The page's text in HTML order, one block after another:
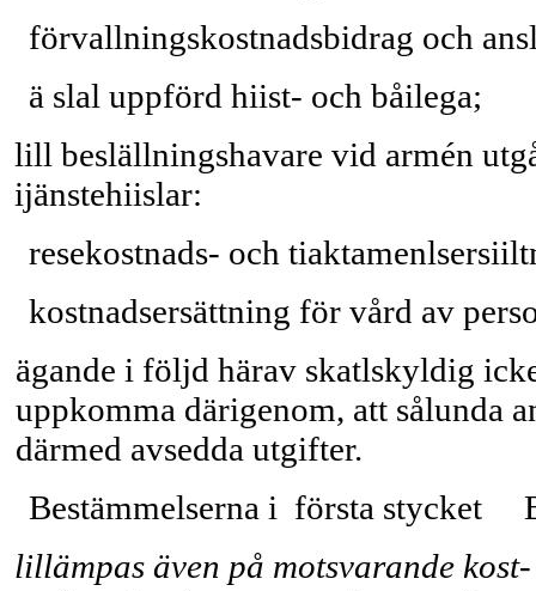
förvallningskostnadsbidrag och
ä slal uppförd hiist- och båilega;
lill beslällningshavare vid armén
ijänstehiislar:
resekostnads- och
kostnadsersättning för vård av
ägande i följd härav skatlskyldig
uppkomma därigenom, att sålunda
därmed avsedda utgifter.
Bestämmelserna i första stycket
lillämpas även på motsvarande